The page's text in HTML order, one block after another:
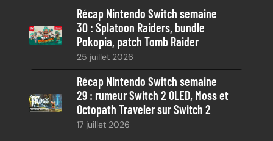
c
h
Récap Nintendo Switch semaine
30 : Splatoon Raiders, bundle
Pokopia, patch Tomb Raider
25 juillet 2026
Récap Nintendo Switch semaine
29 : rumeur Switch 2 OLED, Moss et
Octopath Traveler sur Switch 2
17 juillet 2026